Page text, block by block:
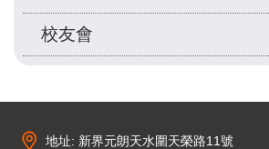
校友會
地址: 新界元朗天水圍天榮路11號